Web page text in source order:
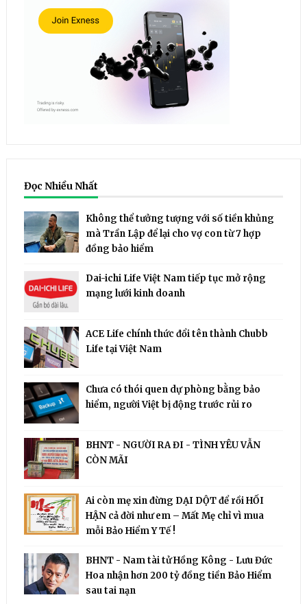
Đọc Nhiều Nhất
Không thể tưởng tượng với số tiền khủng
mà Trần Lập để lại cho vợ con từ 7 hợp
đồng bảo hiểm
Dai-ichi Life Việt Nam tiếp tục mở rộng
mạng lưới kinh doanh
ACE Life chính thức đổi tên thành Chubb
Life tại Việt Nam
Chưa có thói quen dự phòng bằng bảo
hiểm, người Việt bị động trước rủi ro
BHNT - NGƯỜI RA ĐI - TÌNH YÊU VẪN
CÒN MÃI
Ai còn mẹ xin đừng DẠI DỘT để rồi HỐI
HẬN cả đời như em – Mất Mẹ chỉ vì mua
mỗi Bảo Hiểm Y Tế !
BHNT - Nam tài tử Hồng Kông - Lưu Đức
Hoa nhận hơn 200 tỷ đồng tiền Bảo Hiểm
sau tai nạn